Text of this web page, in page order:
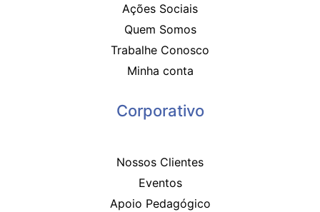
Ações Sociais
Quem Somos
Trabalhe Conosco
Minha conta
Corporativo
Nossos Clientes
Eventos
Apoio Pedagógico